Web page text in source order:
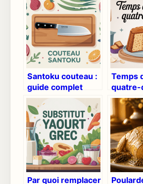
Santoku couteau :
guide complet
pour bien choisir
et bien utiliser
Temps
quatre-
durées
Par quoi remplacer